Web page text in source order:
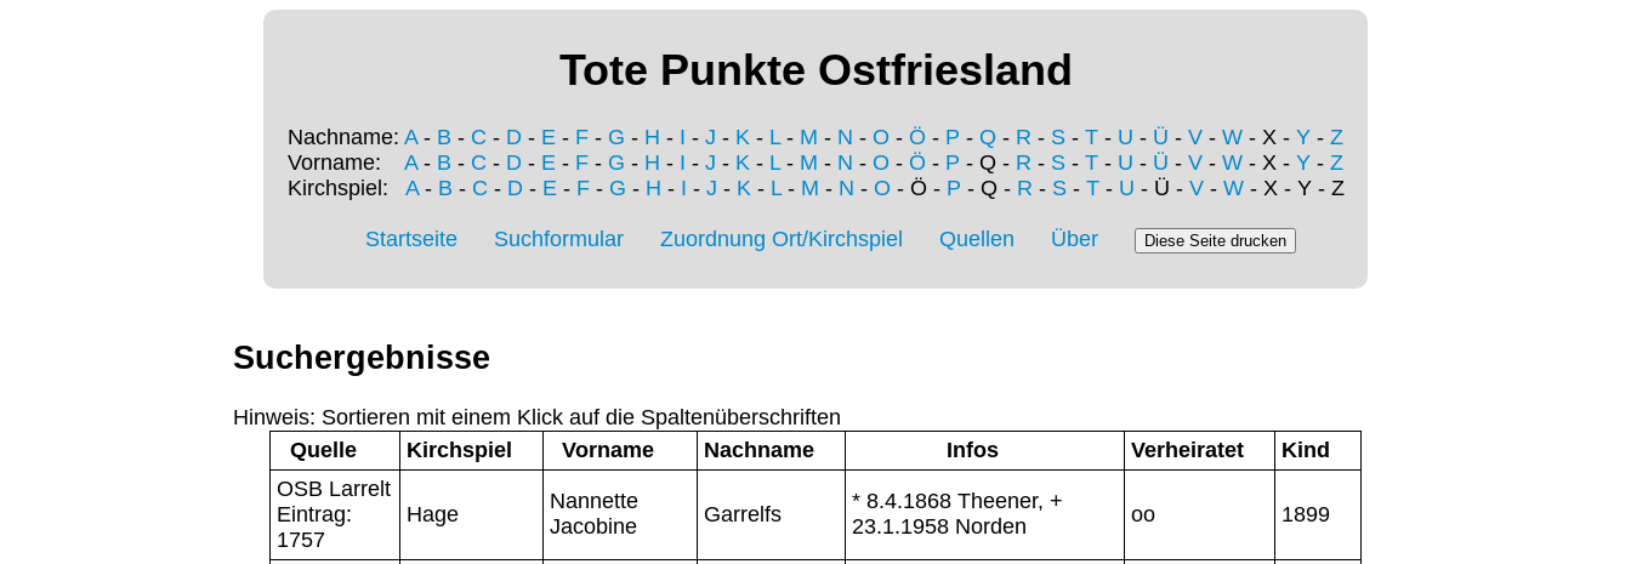
Tote Punkte Ostfriesland
Nachname: A- B - C - D - E - F - G - H - I - J - K - L- M - N - O - Ö - P - Q - R - S - T - U - Ü - V - W - X - Y - Z
Vorname: A- B - C - D - E - F - G - H - I - J - K - L- M - N - O - Ö - P - Q - R - S - T - U - Ü - V - W - X - Y - Z
Kirchspiel: A- B - C - D- E- F- G - H - I - J - K- L- M - N - O - Ö - P - Q - R - S- T- U - Ü - V- W- X - Y - Z
Startseite Suchformular Zuordnung Ort/Kirchspiel Quellen Über
Suchergebnisse
Hinweis: Sortieren mit einem Klick auf die Spaltenüberschriften
Quelle
Kirchspiel Vorname Nachname Infos Verheiratet
Kind
OSB Larrelt
Eintrag:
1757
Hage
Nannette
Jacobine
Garrelfs
* 8.4.1868 Theener, +
23.1.1958 Norden
oo 1899